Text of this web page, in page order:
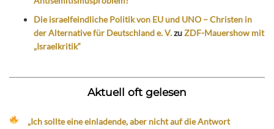
Die israelfeindliche Politik von EU und UNO – Christen in
der Alternative für Deutschland e. V.zuZDF-Mauershow mit
„Israelkritik“
Aktuell oft gelesen
„Ich sollte eine einladende, aber nicht auf die Antwort